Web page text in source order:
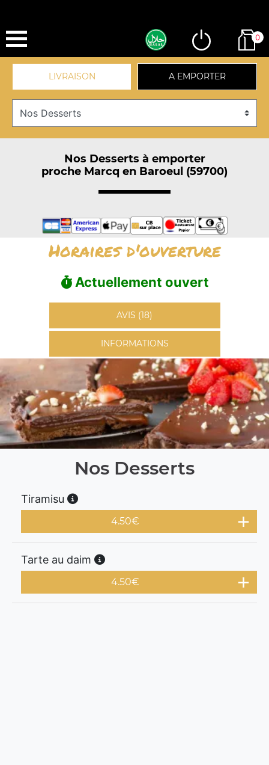
0
LIVRAISON A EMPORTER
Nos Desserts à emporter
proche Marcq en Baroeul (59700)
Horaires d'ouverture
Actuellement ouvert
AVIS (18)
INFORMATIONS
Nos Desserts
Tiramisu
4.50€
Tarte au daim
4.50€